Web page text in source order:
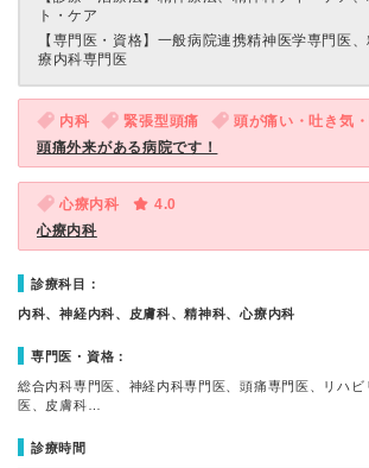
ト・ケア
【専門医・資格】 一般病院連携精神医学専門医
療内科専門医
内科 緊張型頭痛 頭が痛い・吐き気
頭痛外来がある病院です！
心療内科
4.0
心療内科
診療科目：
内科、神経内科、皮膚科、精神科、心療内科
専門医・資格：
総合内科専門医、神経内科専門医、頭痛専門医、リハビ
医、皮膚科…
診療時間